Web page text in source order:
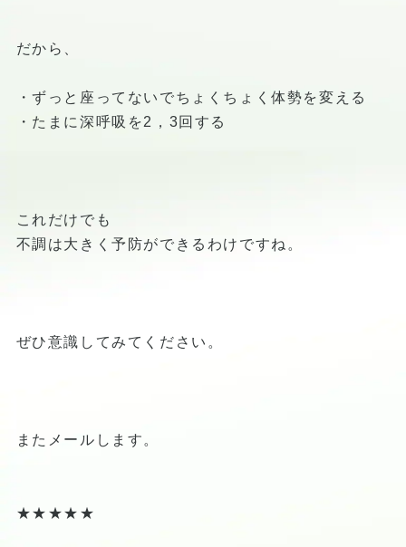
だから、
・ずっと座ってないでちょくちょく体勢を変える
・たまに深呼吸を2，3回する
これだけでも
不調は大きく予防ができるわけですね。
ぜひ意識してみてください。
またメールします。
★★★★★